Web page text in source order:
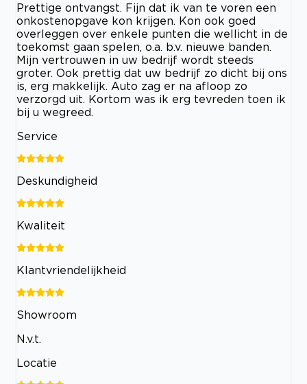
Prettige ontvangst. Fijn dat ik van te voren een
onkostenopgave kon krijgen. Kon ook goed
overleggen over enkele punten die wellicht in de
toekomst gaan spelen, o.a. b.v. nieuwe banden.
Mijn vertrouwen in uw bedrijf wordt steeds
groter. Ook prettig dat uw bedrijf zo dicht bij ons
is, erg makkelijk. Auto zag er na afloop zo
verzorgd uit. Kortom was ik erg tevreden toen ik
bij u wegreed.
Service
Deskundigheid
Kwaliteit
Klantvriendelijkheid
Showroom
N.v.t.
Locatie